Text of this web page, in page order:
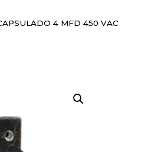
4 MFD 450 VAC